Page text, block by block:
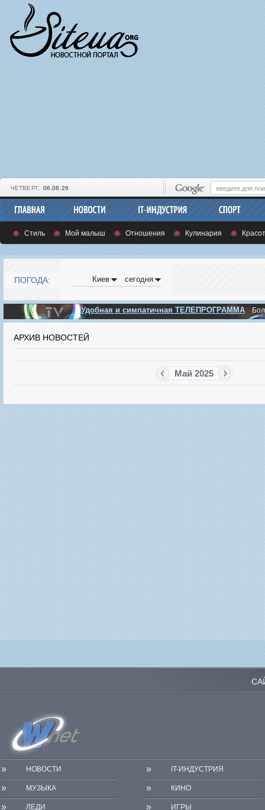
ЧЕТВЕРГ, 06.08.26
Стиль Мой малыш Отношения Кулинария
ПОГОДА: Киев сегодня
Удобная и симпатичная ТЕЛЕПРОГРАММА
АРХИВ НОВОСТЕЙ
Май 2025
» НОВОСТИ » IT-ИНДУСТРИЯ
» МУЗЫКА » КИНО
» ЛЕДИ » ИГРЫ